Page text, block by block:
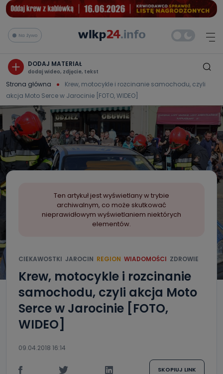
Na żywo
DODAJ MATERIAŁ
dodaj wideo, zdjęcie, tekst
Strona główna
Krew, motocykle i rozcinanie samochodu, czyli
akcja Moto Serce w Jarocinie [FOTO, WIDEO]
Ten artykuł jest wyświetlany w trybie
archiwalnym, co może skutkować
nieprawidłowym wyświetlaniem niektórych
elementów.
CIEKAWOSTKI JAROCIN REGION WIADOMOŚCI ZDROWIE
Krew, motocykle i rozcinanie
samochodu, czyli akcja Moto
Serce w Jarocinie [FOTO,
WIDEO]
09.04.2018 16:14
SKOPIUJ LINK